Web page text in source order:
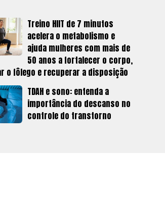
Treino HIIT de 7 minutos
acelera o metabolismo e
ajuda mulheres com mais de
50 anos a fortalecer o corpo,
o fôlego e recuperar a disposição
TDAH e sono: entenda a
importância do descanso no
controle do transtorno